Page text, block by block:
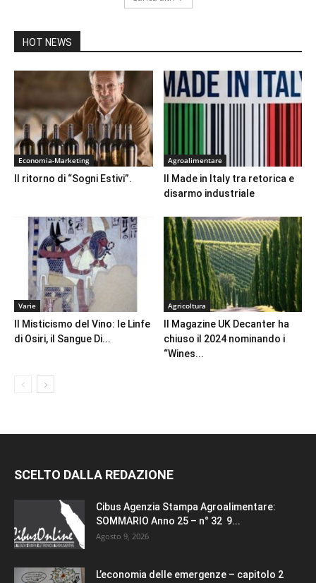
HOT NEWS
Economia-Marketing
Il ritorno di “Sogni Estivi”.
Agroalimentare
Il Made in Italy tra retorica e
disarmo industriale
Varie
Il Misticismo del Vino: le Linfe
di Osiri, il Sangue Di...
Agricoltura
Il Magazine UK Decanter ha
chiuso il 2024 nominando i
“Wines...
SCELTO DALLA REDAZIONE
Cibus Agenzia Stampa Agroalimentare:
SOMMARIO Anno 25 – n° 32 9...
Agosto 9, 2026
L’economia delle emergenze – capitolo 2